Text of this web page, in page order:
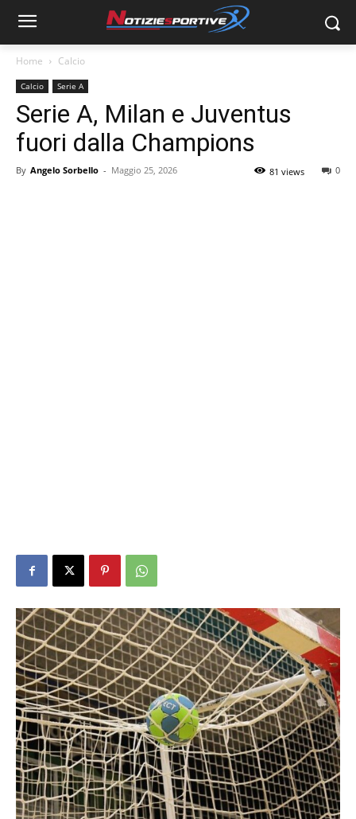
Home Calcio
Calcio Serie A
Serie A, Milan e Juventus
fuori dalla Champions
By Angelo Sorbello - Maggio 25, 2026 0
81 views